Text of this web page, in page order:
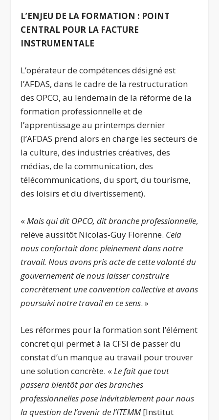
L’ENJEU DE LA FORMATION : POINT
CENTRAL POUR LA FACTURE
INSTRUMENTALE
L’opérateur de compétences désigné est
l’AFDAS, dans le cadre de la restructuration
des OPCO, au lendemain de la réforme de la
formation professionnelle et de
l’apprentissage au printemps dernier
(l’AFDAS prend alors en charge les secteurs de
la culture, des industries créatives, des
médias, de la communication, des
télécommunications, du sport, du tourisme,
des loisirs et du divertissement).
«Mais qui dit OPCO, dit branche professionnelle,
relève aussitôt Nicolas-Guy Florenne. Cela
nous confortait donc pleinement dans notre
travail.Nous avons pris acte de cette volonté du
gouvernement de nous laisser construire
concrètement une convention collective et avons
poursuivi notre travail en ce sens. »
Les réformes pour la formation sont l’élément
concret qui permet à la CFSI de passer du
constat d’un manque au travail pour trouver
une solution concrète. «Le fait que tout
passera bientôt par des branches
professionnelles pose inévitablement pour nous
la question de l’avenir de l’ITEMM[Institut